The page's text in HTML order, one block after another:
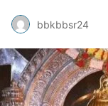
bbkbbsr24